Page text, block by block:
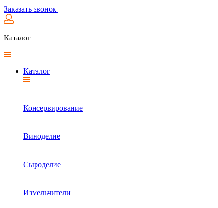
Заказать звонок
Каталог
Каталог
Консервирование
Виноделие
Сыроделие
Измельчители